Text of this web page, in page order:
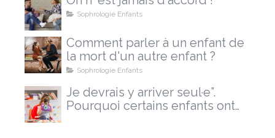
Sophrologie Enfants
Comment parler à un enfant de
la mort d'un autre enfant ?
Sophrologie Enfants
Je devrais y arriver seul·e”.
Pourquoi certains enfants ont